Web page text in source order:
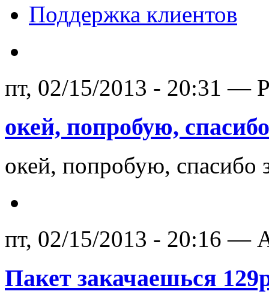
Поддержка клиентов
пт, 02/15/2013 - 20:31 —
окей, попробую,
окей, попробую, спасибо
пт, 02/15/2013 - 20:16 —
Пакет закачаешься